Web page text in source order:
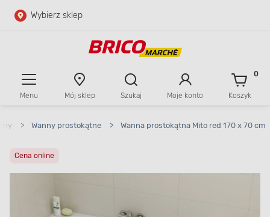
Przejdź do głównej zawartości
Wybierz sklep
Menu Mój sklep Szukaj Moje konto Koszyk
0
> Wanny prostokątne > Wanna prostokątna Mito red 170 x 70 cm
Cena online